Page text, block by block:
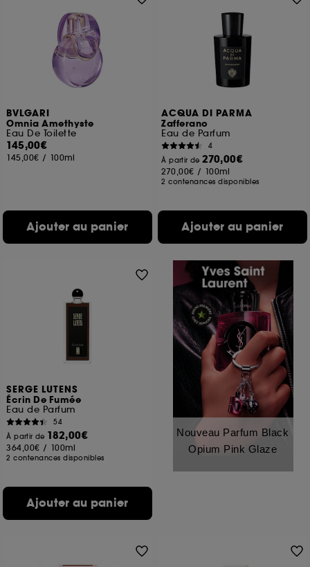
BVLGARI
Omnia Amethyste
Eau De Toilette
145,00€
145,00€ / 100ml
Ajouter au panier
ACQUA DI PARMA
Zafferano
Eau de Parfum
4
À partir de270,00€
270,00€ / 100ml
2 contenances disponibles
Ajouter au panier
SERGE LUTENS
Écrin De Fumée
Eau de Parfum
54
À partir de 182,00€
364,00€ / 100ml
2 contenances disponibles
Ajouter au panier
Nouveau Parfum Black
Opium Pink Glaze